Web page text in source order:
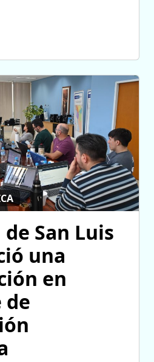
San Luis
una
en
de